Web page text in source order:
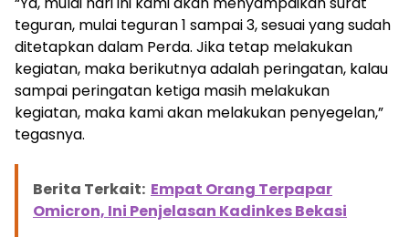
teguran, mulai teguran 1 sampai 3, sesuai yang sudah
ditetapkan dalam Perda. Jika tetap melakukan
kegiatan, maka berikutnya adalah peringatan, kalau
sampai peringatan ketiga masih melakukan
kegiatan, maka kami akan melakukan penyegelan,”
tegasnya.
Berita Terkait: Empat Orang Terpapar
Omicron, Ini Penjelasan Kadinkes Bekasi